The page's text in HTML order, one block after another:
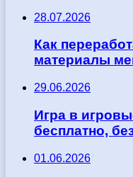
28.07.2026
Как
материалы
29.06.2026
Игра в
бесплатно,
01.06.2026